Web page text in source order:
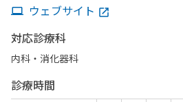
ウェブサイト
対応診療科
内科・​消化器科
診療時間